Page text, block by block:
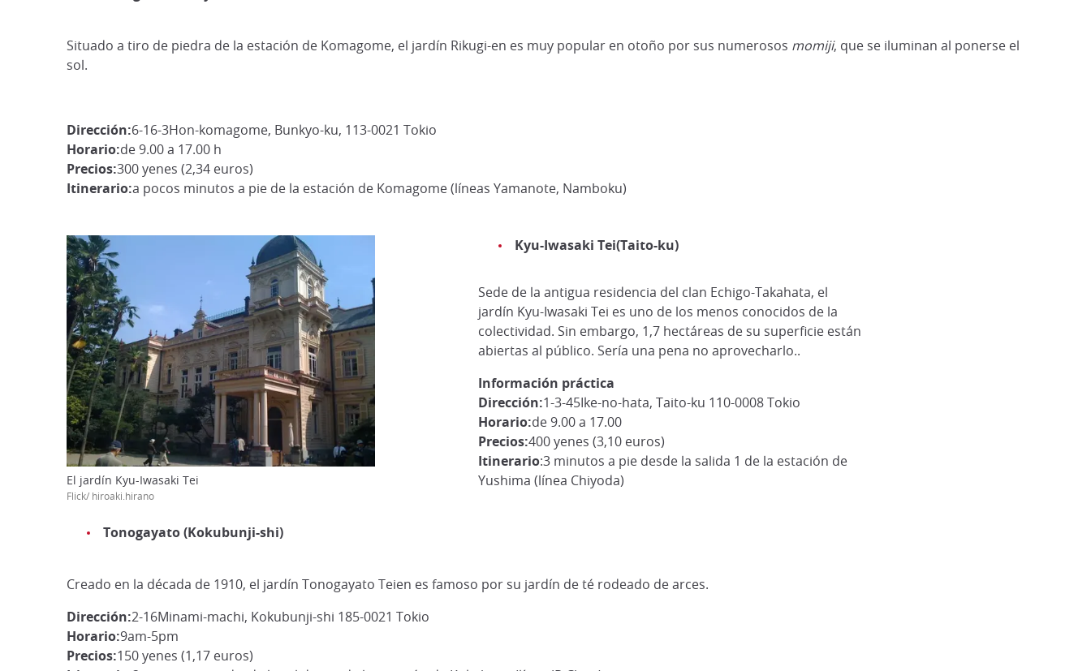
Situado a tiro de piedra de la estación de Komagome, el jardín Rikugi-en es muy popular en otoño por sus numerosos momiji, que se iluminan al ponerse el
sol.
Dirección:6-16-3Hon-komagome, Bunkyo-ku, 113-0021 Tokio
Horario:de 9.00 a 17.00 h
Precios:300 yenes (2,34 euros)
Itinerario:a pocos minutos a pie de la estación de Komagome (líneas Yamanote, Namboku)
Kyu-Iwasaki Tei(Taito-ku)
Sede de la antigua residencia del clan Echigo-Takahata, el
jardín Kyu-Iwasaki Tei es uno de los menos conocidos de la
colectividad. Sin embargo, 1,7 hectáreas de su superficie están
abiertas al público. Sería una pena no aprovecharlo..
Información práctica
Dirección:1-3-45Ike-no-hata, Taito-ku 110-0008 Tokio
Horario:de 9.00 a 17.00
Precios:400 yenes (3,10 euros)
Itinerario:3 minutos a pie desde la salida 1 de la estación de
Yushima (línea Chiyoda)
El jardín Kyu-Iwasaki Tei
Flick/ hiroaki.hirano
Tonogayato (Kokubunji-shi)
Creado en la década de 1910, el jardín Tonogayato Teien es famoso por su jardín de té rodeado de arces.
Dirección:2-16Minami-machi, Kokubunji-shi 185-0021 Tokio
Horario:9am-5pm
Precios:150 yenes (1,17 euros)